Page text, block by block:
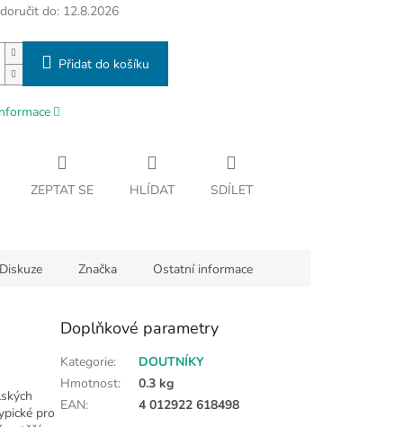
do: 12.8.2026
Přidat do košíku
ZEPTAT SE HLÍDAT SDÍLET
Diskuze Značka Ostatní informace
pro
Doplňkové parametry
Kategorie:
DOUTNÍKY
Hmotnost:
0.3 kg
EAN: 4 012922 618498